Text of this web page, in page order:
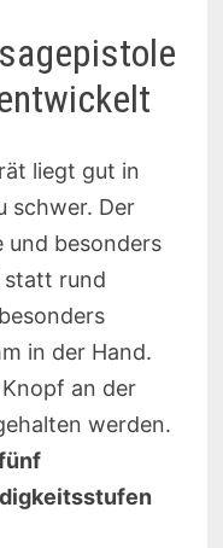
liegt gut in
schwer. Der
und besonders
statt rund
in der Hand.
an der
werden.